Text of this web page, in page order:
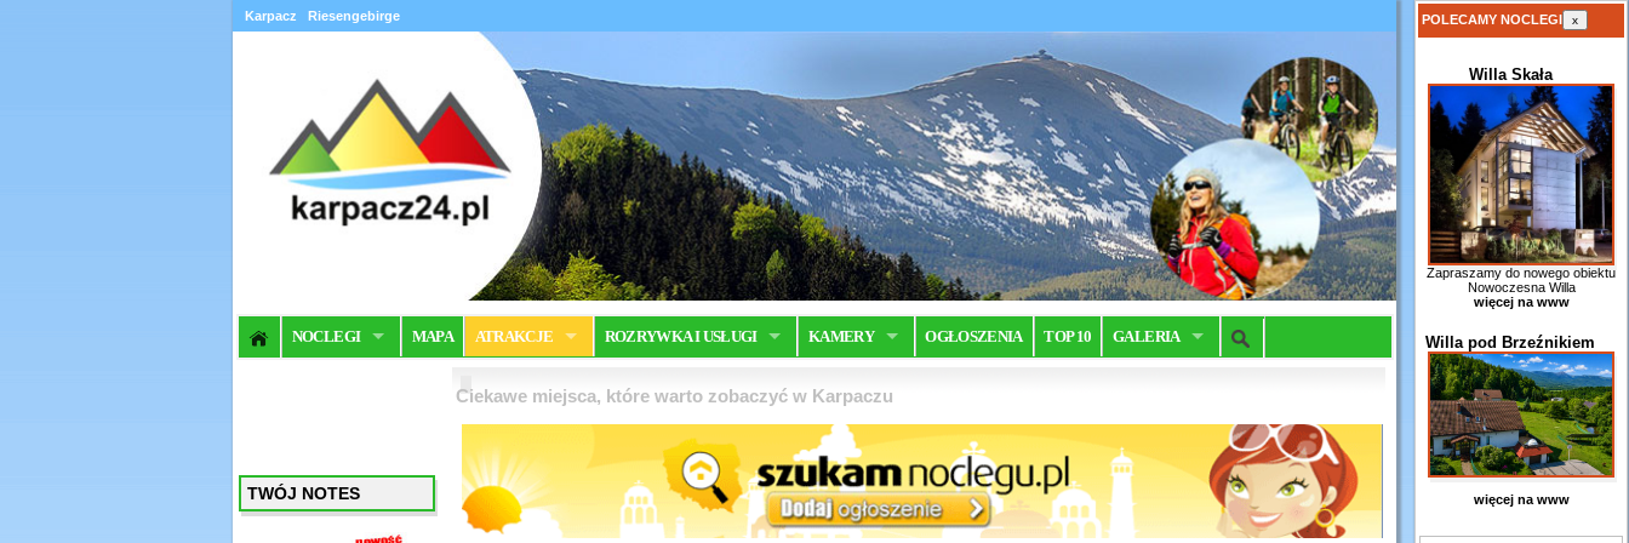
Karpacz Riesengebirge
NOCLEGI MAPA ATRAKCJE ROZRYWKA I USŁUGI KAMERY OGŁOSZENIA TOP 10 GALERIA
TWÓJ NOTES
Ciekawe miejsca, które warto zobaczyć w Karpaczu
POLECAMY NOCLEGI x
Willa Skała
Zapraszamy do nowego obiektu
Nowoczesna Willa
więcej na www
Willa pod Brzeźnikiem
więcej na www